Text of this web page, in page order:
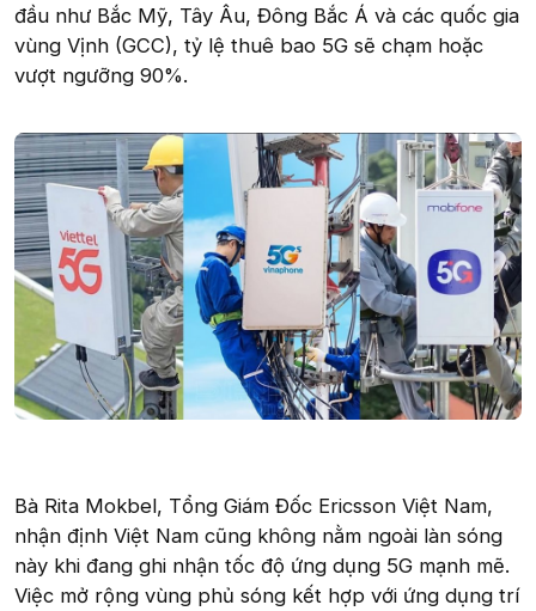
đầu như Bắc Mỹ, Tây Âu, Đông Bắc Á và các quốc gia
vùng Vịnh (GCC), tỷ lệ thuê bao 5G sẽ chạm hoặc
vượt ngưỡng 90%.
Bà Rita Mokbel, Tổng Giám Đốc Ericsson Việt Nam,
nhận định Việt Nam cũng không nằm ngoài làn sóng
này khi đang ghi nhận tốc độ ứng dụng 5G mạnh mẽ.
Việc mở rộng vùng phủ sóng kết hợp với ứng dụng trí